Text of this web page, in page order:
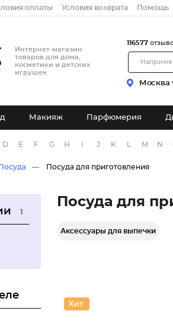
оплаты Условия возврата Помощь
Интернет-магазин
товаров для дома,
косметики и детских
игрушек
Москва
116577
Макияж Парфюмерия
D E F G H J K M N
Посуда Посуда для приготовления
1
Посуда для
Аксессуары для выпечки